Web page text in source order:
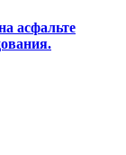
асфальте